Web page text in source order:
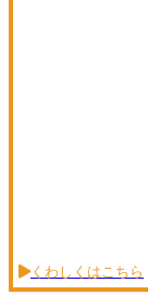
くわしくはこちら